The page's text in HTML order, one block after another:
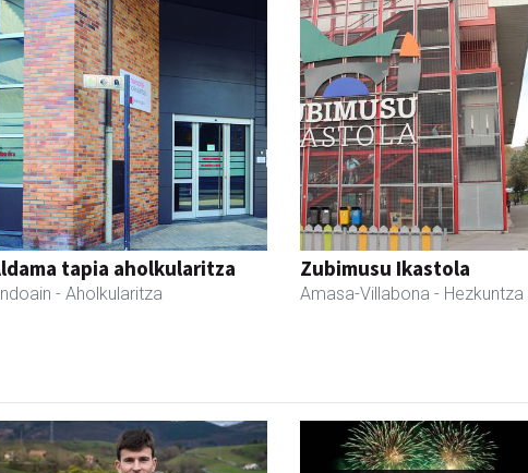
tapia aholkularitza
- Aholkularitza
Zubimusu Ikastola
Amasa-Villabona - Hezkuntza